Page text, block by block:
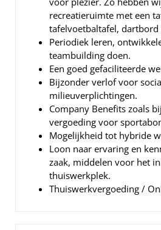
recreatieruimte met een
tafelvoetbaltafel, dartbord
Periodiek leren,
teambuilding doen.
Een goed gefaciliteerde
Bijzonder verlof voor
milieuverplichtingen.
Company Benefits zoals
vergoeding voor
Mogelijkheid tot hybride
Loon naar ervaring en
zaak, middelen voor het
thuiswerkplek.
Thuiswerkvergoeding /